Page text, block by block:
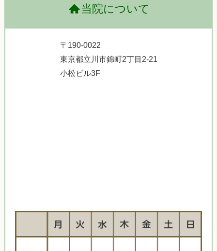
当院について
〒190-0022
東京都立川市錦町2丁目2-21
小松ビル3F